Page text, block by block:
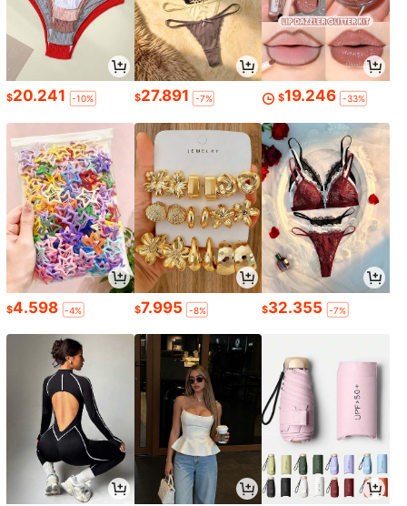
$20.241 -10% $27.891 -7% $19.246 -33%
$4.598 -4% $7.995 -8% $32.355 -7%